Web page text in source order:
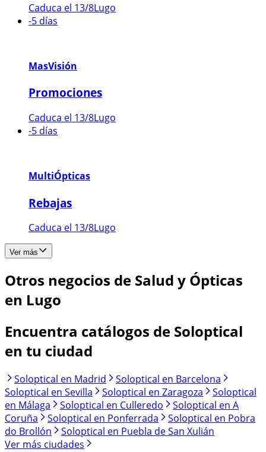
Caduca el 13/8Lugo
-5 días
MasVisión
Promociones
Caduca el 13/8Lugo
-5 días
MultiÓpticas
Rebajas
Caduca el 13/8Lugo
Ver más
Otros negocios de Salud y Ópticas
en Lugo
Encuentra catálogos de Soloptical
en tu ciudad
Soloptical en Madrid
Soloptical en Barcelona
Soloptical en Sevilla
Soloptical en Zaragoza
Soloptical
en Málaga
Soloptical en Culleredo
Soloptical en A
Coruña
Soloptical en Ponferrada
Soloptical en Pobra
do Brollón
Soloptical en Puebla de San Xulián
Ver más ciudades